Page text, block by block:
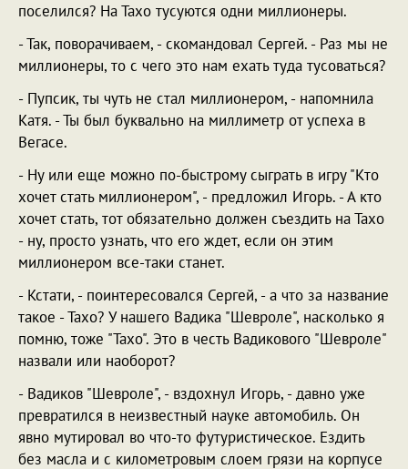
поселился? На Тахо тусуются одни миллионеры.
- Так, поворачиваем, - скомандовал Сергей. - Раз мы не
миллионеры, то с чего это нам ехать туда тусоваться?
- Пупсик, ты чуть не стал миллионером, - напомнила
Катя. - Ты был буквально на миллиметр от успеха в
Вегасе.
- Ну или еще можно по-быстрому сыграть в игру "Кто
хочет стать миллионером", - предложил Игорь. - А кто
хочет стать, тот обязательно должен съездить на Тахо
- ну, просто узнать, что его ждет, если он этим
миллионером все-таки станет.
- Кстати, - поинтересовался Сергей, - а что за название
такое - Тахо? У нашего Вадика "Шевроле", насколько я
помню, тоже "Тахо". Это в честь Вадикового "Шевроле"
назвали или наоборот?
- Вадиков "Шевроле", - вздохнул Игорь, - давно уже
превратился в неизвестный науке автомобиль. Он
явно мутировал во что-то футуристическое. Ездить
без масла и с километровым слоем грязи на корпусе